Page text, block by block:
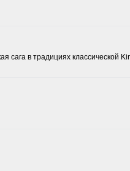
в традициях классической